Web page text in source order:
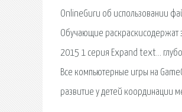
OnlineGuru об использовании
Обучающие раскраскисодержат
2015 1 серия Expand text…
Все компьютерные игры на
развитие у детей координации